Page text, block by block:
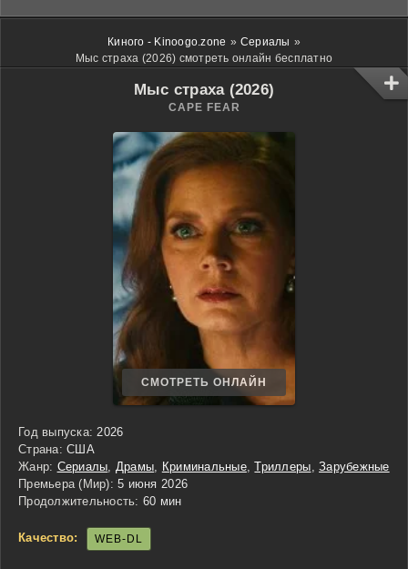
Киного - Kinoogo.zone » Сериалы »
Мыс страха (2026) смотреть онлайн бесплатно
Мыс страха (2026)
CAPE FEAR
СМОТРЕТЬ ОНЛАЙН
Год выпуска: 2026
Страна: США
Жанр: Сериалы Драмы Криминальные,Триллеры ,Зарубежные
Премьера (Мир): 5 июня 2026
Продолжительность: 60 мин
Качество: WEB-DL